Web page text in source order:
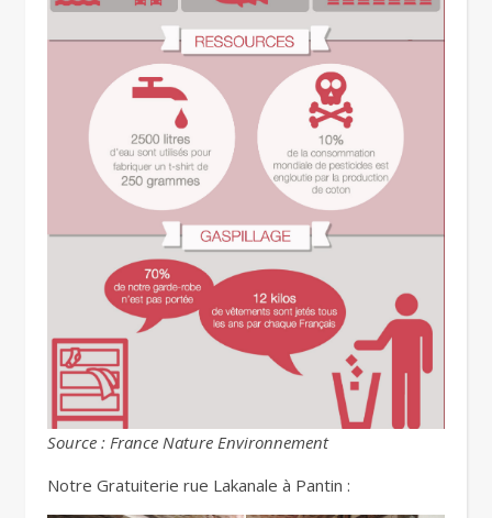
Source : France Nature Environnement
Notre Gratuiterie rue Lakanale à Pantin :